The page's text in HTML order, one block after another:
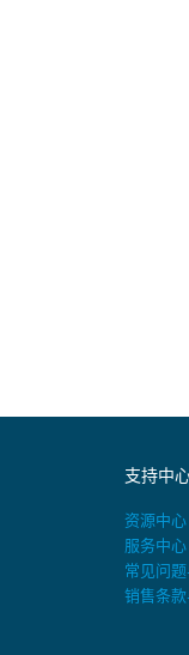
支持中
资源中心
服务中心
常见问
销售条款